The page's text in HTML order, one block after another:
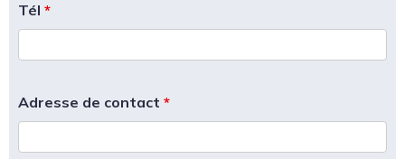
Tél *
Adresse de contact *